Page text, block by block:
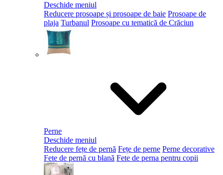
Deschide meniul
Reducere prosoape și prosoape de baie Prosoape de
plaja Turbanul Prosoape cu tematică de Crăciun
Perne
Deschide meniul
Reducere fețe de pernă Fețe de perne Perne decorative
Fete de pernă cu blană Fete de perna pentru copii